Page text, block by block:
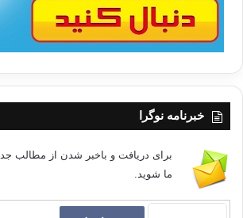
خبرنامه نوگرا
برای دریافت و باخبر شدن از مطالب
ما شوید.